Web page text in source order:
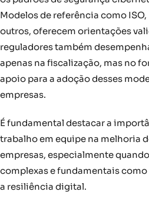
Modelos de referência como ISO,
outros, oferecem orientações
reguladores também
apenas na fiscalização, mas no
apoio para a adoção desses
empresas.
É fundamental destacar a
trabalho em equipe na melhoria
empresas, especialmente
complexas e fundamentais
a resiliência digital.